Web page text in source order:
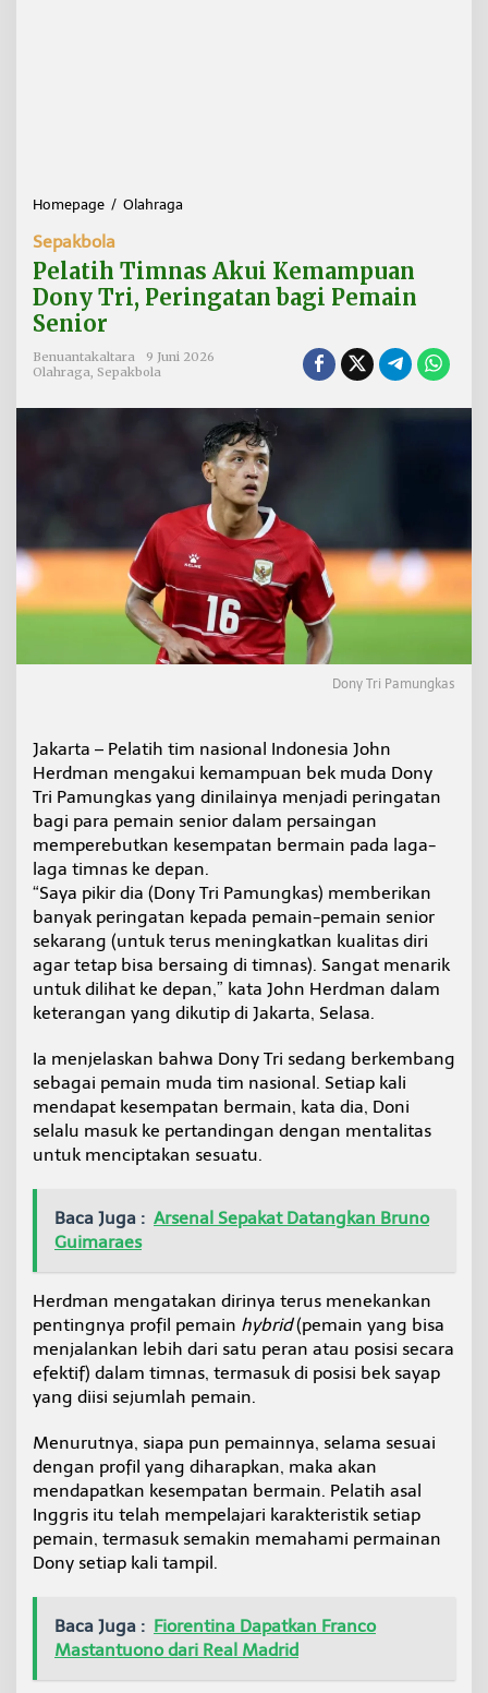
Homepage / Olahraga
a
t
i
i
K
e
m
a
p
u
n
y
T
r
i
,
P
e
n
g
a
t
b
a
g
i
e
i
n
i
o
Sepakbola
Pelatih Timnas Akui Kemampuan
Dony Tri, Peringatan bagi Pemain
Senior
Benuantakaltara
9 Juni 2026
Olahraga Sepakbola
Dony Tri Pamungkas
Jakarta – Pelatih tim nasional Indonesia John
Herdman mengakui kemampuan bek muda Dony
Tri Pamungkas yang dinilainya menjadi peringatan
bagi para pemain senior dalam persaingan
memperebutkan kesempatan bermain pada laga-
laga timnas ke depan.
“Saya pikir dia (Dony Tri Pamungkas) memberikan
banyak peringatan kepada pemain-pemain senior
sekarang (untuk terus meningkatkan kualitas diri
agar tetap bisa bersaing di timnas). Sangat menarik
untuk dilihat ke depan,” kata John Herdman dalam
keterangan yang dikutip di Jakarta, Selasa.
Ia menjelaskan bahwa Dony Tri sedang berkembang
sebagai pemain muda tim nasional. Setiap kali
mendapat kesempatan bermain, kata dia, Doni
selalu masuk ke pertandingan dengan mentalitas
untuk menciptakan sesuatu.
Baca Juga : Arsenal Sepakat Datangkan Bruno
Guimaraes
Herdman mengatakan dirinya terus menekankan
pentingnya profil pemain hybrid(pemain yang bisa
menjalankan lebih dari satu peran atau posisi secara
efektif) dalam timnas, termasuk di posisi bek sayap
yang diisi sejumlah pemain.
Menurutnya, siapa pun pemainnya, selama sesuai
dengan profil yang diharapkan, maka akan
mendapatkan kesempatan bermain. Pelatih asal
Inggris itu telah mempelajari karakteristik setiap
pemain, termasuk semakin memahami permainan
Dony setiap kali tampil.
Baca Juga : Fiorentina Dapatkan Franco
Mastantuono dari Real Madrid